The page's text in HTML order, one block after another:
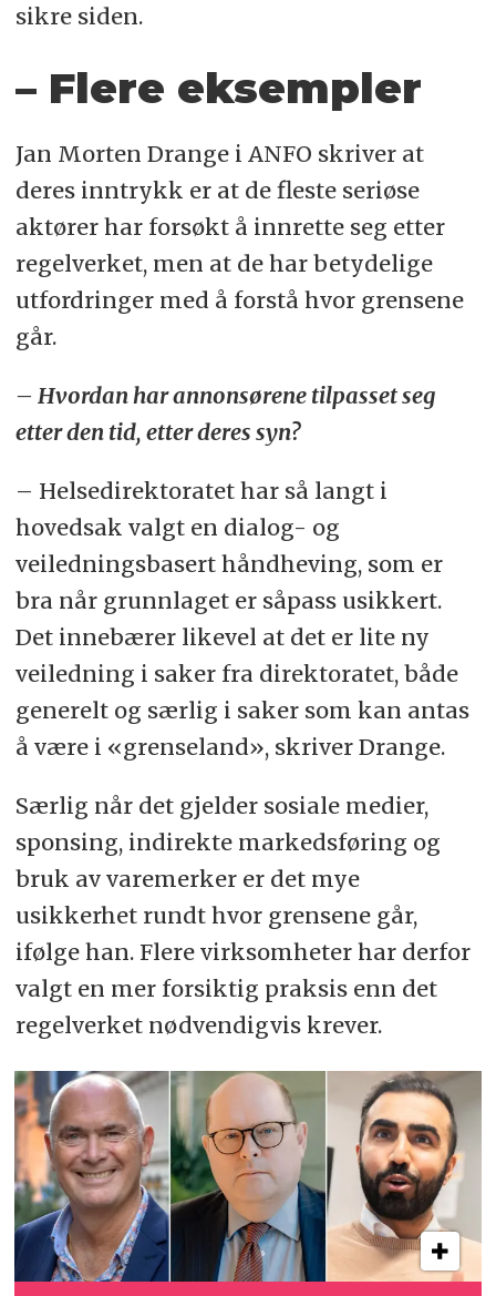
sikre siden.
– Flere eksempler
Jan Morten Drange i ANFO skriver at
deres inntrykk er at de fleste seriøse
aktører har forsøkt å innrette seg etter
regelverket, men at de har betydelige
utfordringer med å forstå hvor grensene
går.
– Hvordan har annonsørene tilpasset seg
etter den tid, etter deres syn?
– Helsedirektoratet har så langt i
hovedsak valgt en dialog- og
veiledningsbasert håndheving, som er
bra når grunnlaget er såpass usikkert.
Det innebærer likevel at det er lite ny
veiledning i saker fra direktoratet, både
generelt og særlig i saker som kan antas
å være i «grenseland», skriver Drange.
Særlig når det gjelder sosiale medier,
sponsing, indirekte markedsføring og
bruk av varemerker er det mye
usikkerhet rundt hvor grensene går,
ifølge han. Flere virksomheter har derfor
valgt en mer forsiktig praksis enn det
regelverket nødvendigvis krever.